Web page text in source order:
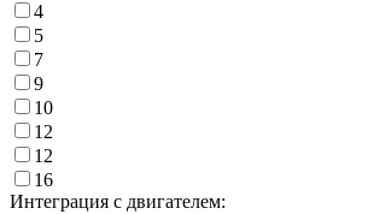
4
5
7
9
10
12
12
16
Интеграция с двигателем: